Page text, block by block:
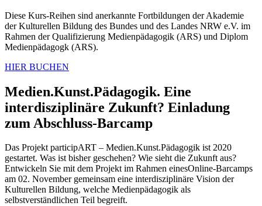
Diese Kurs-Reihen sind anerkannte Fortbildungen der Akademie
der Kulturellen Bildung des Bundes und des Landes NRW e.V. im
Rahmen der Qualifizierung Medienpädagogik (ARS) und Diplom
Medienpädagogk (ARS).
HIER BUCHEN
Medien.Kunst.Pädagogik. Eine
interdisziplinäre Zukunft? Einladung
zum Abschluss-Barcamp
Das Projekt participART – Medien.Kunst.Pädagogik ist 2020
gestartet. Was ist bisher geschehen? Wie sieht die Zukunft aus?
Entwickeln Sie mit dem Projekt im Rahmen einesOnline-Barcamps
am 02. November gemeinsam eine interdisziplinäre Vision der
Kulturellen Bildung, welche Medienpädagogik als
selbstverständlichen Teil begreift.